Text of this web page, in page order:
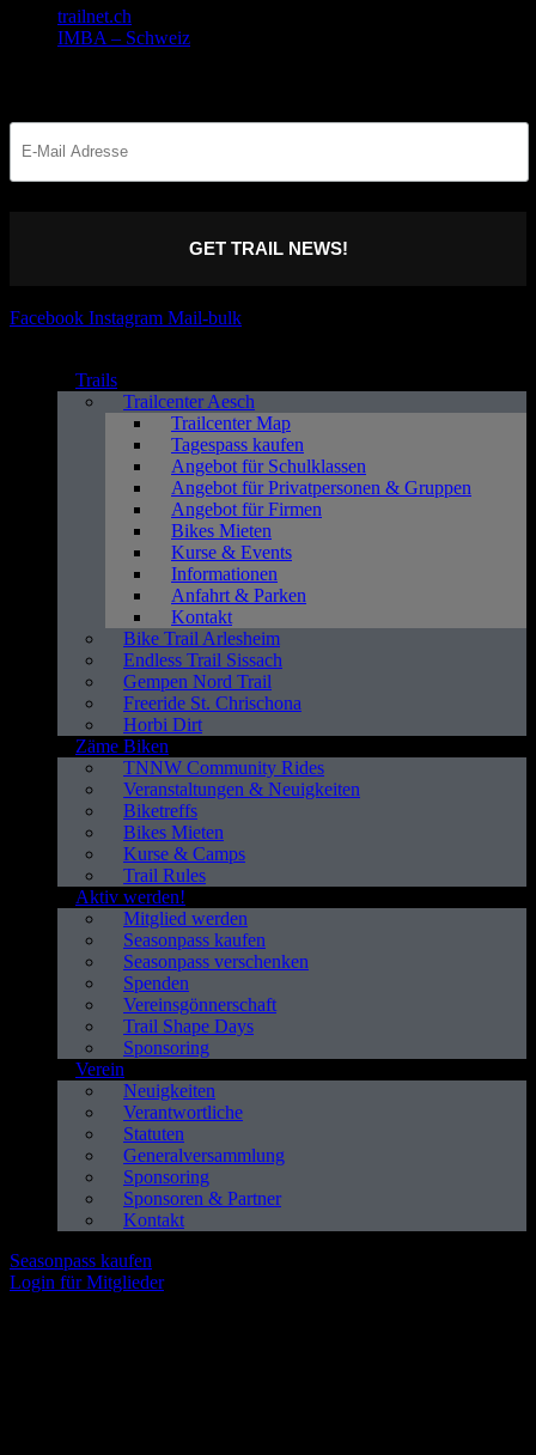
trailnet.ch
IMBA – Schweiz
GET TRAIL NEWS!
Facebook Instagram Mail-bulk
Trails
Trailcenter Aesch
Trailcenter Map
Tagespass kaufen
Angebot für Schulklassen
Angebot für Privatpersonen & Gruppen
Angebot für Firmen
Bikes Mieten
Kurse & Events
Informationen
Anfahrt & Parken
Kontakt
Bike Trail Arlesheim
Endless Trail Sissach
Gempen Nord Trail
Freeride St. Chrischona
Horbi Dirt
Zäme Biken
TNNW Community Rides
Veranstaltungen & Neuigkeiten
Biketreffs
Bikes Mieten
Kurse & Camps
Trail Rules
Aktiv werden!
Mitglied werden
Seasonpass kaufen
Seasonpass verschenken
Spenden
Vereinsgönnerschaft
Trail Shape Days
Sponsoring
Verein
Neuigkeiten
Verantwortliche
Statuten
Generalversammlung
Sponsoring
Sponsoren & Partner
Kontakt
Seasonpass kaufen
Login für Mitglieder